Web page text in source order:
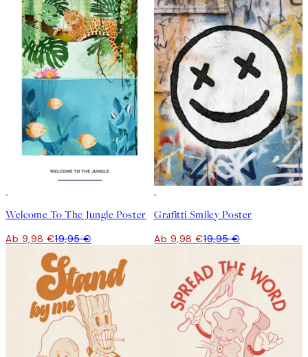
Welcome To The Jungle Poster
Ab 9,98 €19,95 €
Grafitti Smiley Poster
Ab 9,98 €19,95 €